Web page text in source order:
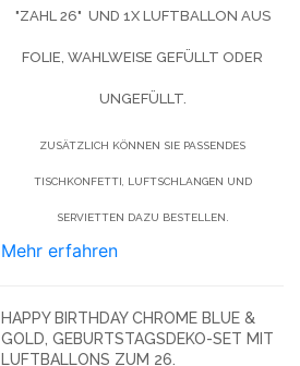
"ZAHL 26" UND 1X LUFTBALLON AUS
FOLIE, WAHLWEISE GEFÜLLT ODER
UNGEFÜLLT.
ZUSÄTZLICH KÖNNEN SIE PASSENDES
TISCHKONFETTI, LUFTSCHLANGEN UND
SERVIETTEN DAZU BESTELLEN.
Mehr erfahren
HAPPY BIRTHDAY CHROME BLUE &
GOLD, GEBURTSTAGSDEKO-SET MIT
LUFTBALLONS ZUM 26.